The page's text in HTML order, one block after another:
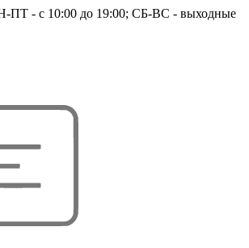
ПТ - с 10:00 до 19:00; СБ-ВС - выходные